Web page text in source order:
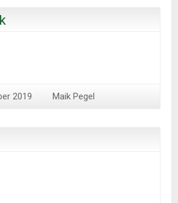
2019 Maik Pegel